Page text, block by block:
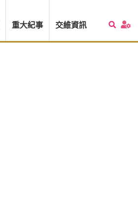
重大紀事 交維資訊